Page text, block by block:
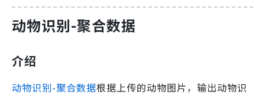
动物识别-聚合数据
介绍
动物识别-聚合数据根据上传的动物图片，输出动物识